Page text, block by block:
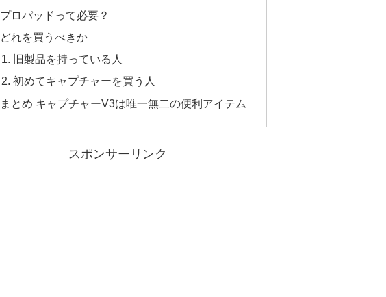
プロパッドって必要？
どれを買うべきか
旧製品を持っている人
初めてキャプチャーを買う人
まとめ キャプチャーV3は唯一無二の便利アイテム
スポンサーリンク